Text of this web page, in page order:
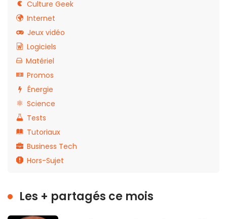
Culture Geek
Internet
Jeux vidéo
Logiciels
Matériel
Promos
Énergie
Science
Tests
Tutoriaux
Business Tech
Hors-Sujet
Les + partagés ce mois